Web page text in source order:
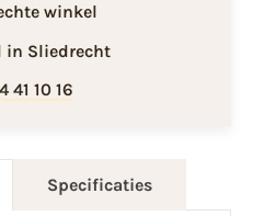
winkel
in Sliedrecht
41 10 16
Specificaties